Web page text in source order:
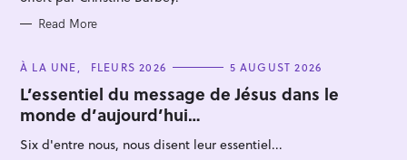
Read More
C
T
E
G
O
R
I
À LA UNE FLEURS 2026 5 AUGUST 2026
L’essentiel du message de Jésus dans le
monde d’aujourd’hui…
Six d'entre nous, nous disent leur essentiel...
: